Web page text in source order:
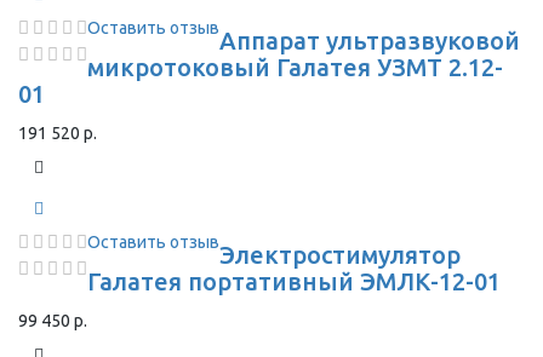
Оставить отзывАппарат ультразвуковой
микротоковый Галатея УЗМТ 2.12-
01
191 520 р.
Оставить отзывЭлектростимулятор
Галатея портативный ЭМЛК-12-01
99 450 р.